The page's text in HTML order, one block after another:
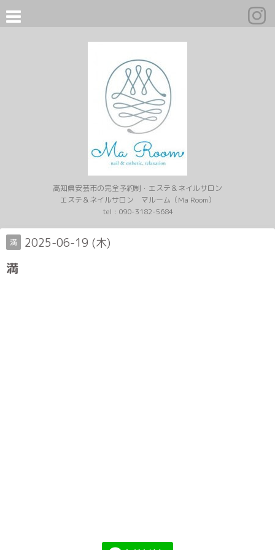
高知県安芸市の完全予約制・エステ＆ネイルサロン
エステ＆ネイルサロン マルーム（Ma Room）
tel : 090-3182-5684
満 2025-06-19 (木)
満